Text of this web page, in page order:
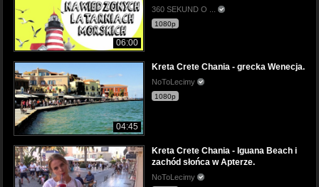
06:00
360 SEKUND O ...
1080p
04:45
Kreta Crete Chania - grecka Wenecja.
NoToLecimy
1080p
Kreta Crete Chania - Iguana Beach i
zachód słońca w Apterze.
NoToLecimy